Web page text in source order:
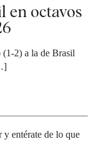
en octavos
2) a la de Brasil
y entérate de lo que